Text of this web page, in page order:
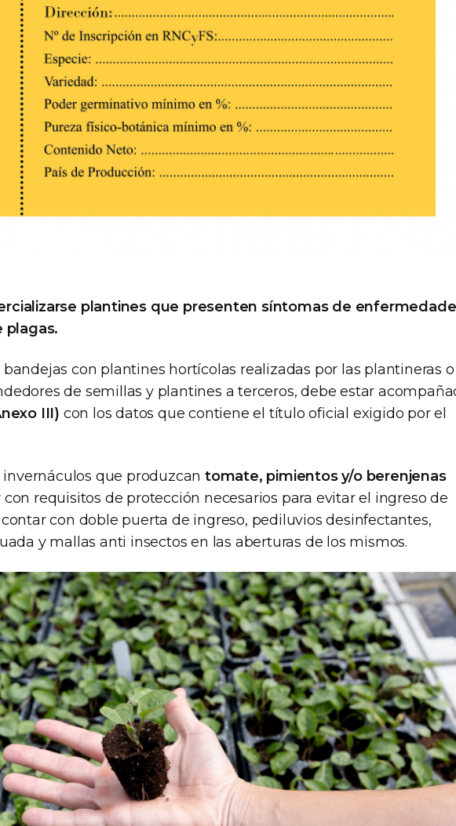
plantines que presenten síntomas de
plagas.
con plantines hortícolas realizadas por las plantineras o
de semillas y plantines a terceros, debe estar
III) con los datos que contiene el título oficial exigido por el
invernáculos que produzcan tomate, pimientos y/o berenjenas
requisitos de protección necesarios para evitar el ingreso de
con doble puerta de ingreso, pediluvios desinfectantes,
y mallas anti insectos en las aberturas de los mismos.